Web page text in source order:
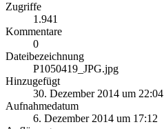
Zugriffe
1.941
Kommentare
0
Dateibezeichnung
P1050419_JPG.jpg
Hinzugefügt
30. Dezember 2014 um 22:04
Aufnahmedatum
6. Dezember 2014 um 17:12